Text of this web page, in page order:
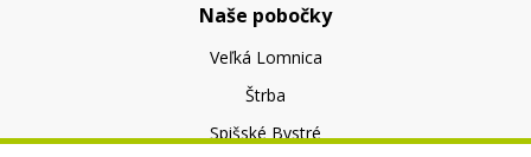
Naše pobočky
Veľká Lomnica
Štrba
Spišské Bystré